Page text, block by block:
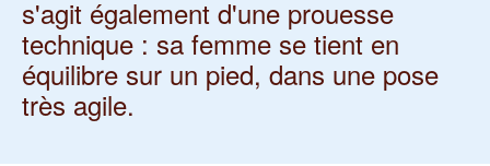
s'agit également d'une prouesse
technique : sa femme se tient en
équilibre sur un pied, dans une pose
très agile.